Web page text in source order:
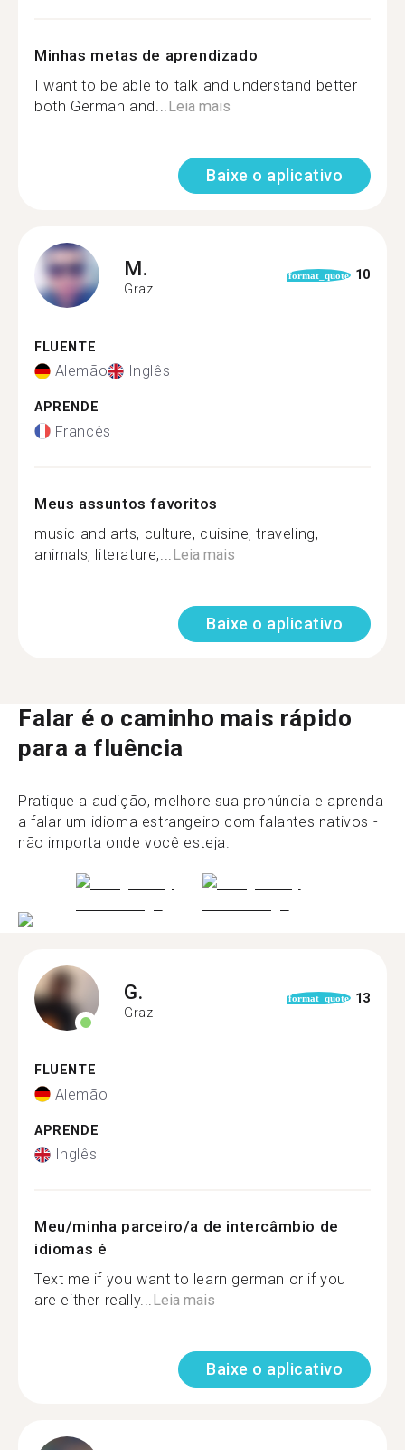
Minhas metas de aprendizado
I want to be able to talk and understand better
both German and... Leia mais
Baixe o aplicativo
M.
Graz
format_quote 10
FLUENTE
Alemão Inglês
APRENDE
Francês
Meus assuntos favoritos
music and arts, culture, cuisine, traveling,
animals, literature,... Leia mais
Baixe o aplicativo
Falar é o caminho mais rápido
para a fluência
Pratique a audição, melhore sua pronúncia e aprenda
a falar um idioma estrangeiro com falantes nativos -
não importa onde você esteja.
G.
Graz
format_quote 13
FLUENTE
Alemão
APRENDE
Inglês
Meu/minha parceiro/a de intercâmbio de
idiomas é
Text me if you want to learn german or if you
are either really...Leia mais
Baixe o aplicativo